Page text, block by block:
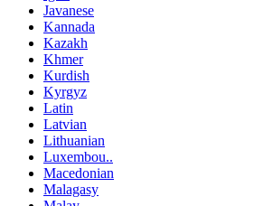
Javanese
Kannada
Kazakh
Khmer
Kurdish
Kyrgyz
Latin
Latvian
Lithuanian
Luxembou..
Macedonian
Malagasy